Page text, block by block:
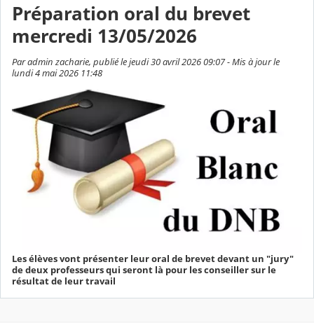
Préparation oral du brevet
mercredi 13/05/2026
Par admin zacharie, publié le jeudi 30 avril 2026 09:07 - Mis à jour le
lundi 4 mai 2026 11:48
Les élèves vont présenter leur oral de brevet devant un "jury"
de deux professeurs qui seront là pour les conseiller sur le
résultat de leur travail